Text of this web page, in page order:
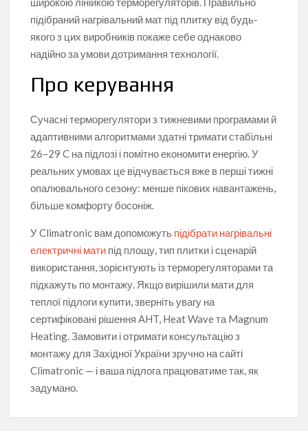
підібраний нагрівальний мат під плитку від будь-
якого з цих виробників покаже себе однаково
надійно за умови дотримання технології.
Про керування
Сучасні терморегулятори з тижневими програмами й
адаптивними алгоритмами здатні тримати стабільні
26–29 C на підлозі і помітно економити енергію. У
реальних умовах це відчувається вже в перші тижні
опалювального сезону: менше пікових навантажень,
більше комфорту босоніж.
У Climatronic вам допоможуть підібрати нагрівальні
електричні мати під площу, тип плитки і сценарій
використання, зорієнтують із терморегуляторами та
підкажуть по монтажу. Якщо вирішили мати для
теплої підлоги купити, зверніть увагу на
сертифіковані рішення AHT, Heat Wave та Magnum
Heating. Замовити і отримати консультацію з
монтажу для Західної України зручно на сайті
Climatronic — і ваша підлога працюватиме так, як
задумано.